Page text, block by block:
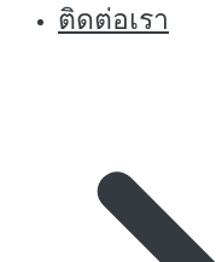
ติดต่อเรา